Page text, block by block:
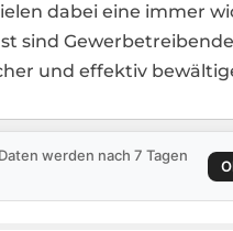
dabei eine immer
sind
und effektiv
werden nach 7 Tagen